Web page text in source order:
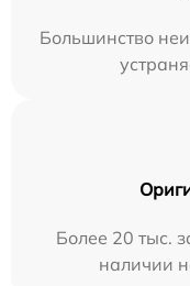
Большинство
Более 20 тыс.
наличии